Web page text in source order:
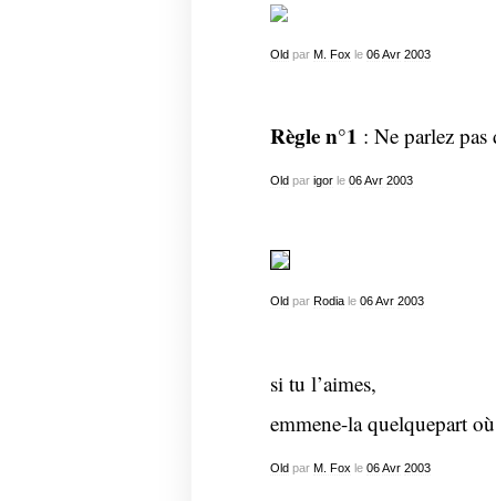
Oldpar M. Fox le 06 Avr 2003
Règle n°1 : Ne parlez
Oldpar igorle 06 Avr 2003
Old par Rodiale 06 Avr 2003
si tu l’aimes,
emmene-la quelquepart
Oldpar M. Fox le 06 Avr 2003